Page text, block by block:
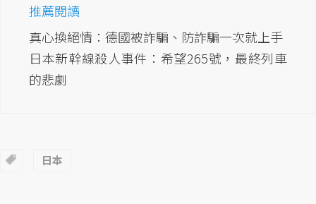
推薦閱讀
真心換絕情：德國被詐騙、防詐騙一次就上手
日本新幹線殺人事件：希望265號，最終列車
的悲劇
日本